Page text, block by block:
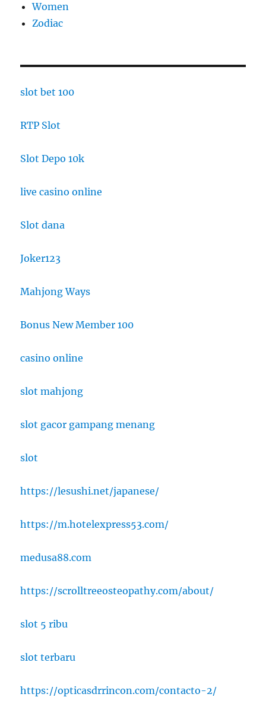
Women
Zodiac
slot bet 100
RTP Slot
Slot Depo 10k
live casino online
Slot dana
Joker123
Mahjong Ways
Bonus New Member 100
casino online
slot mahjong
slot gacor gampang menang
slot
https://lesushi.net/japanese/
https://m.hotelexpress53.com/
medusa88.com
https://scrolltreeosteopathy.com/about/
slot 5 ribu
slot terbaru
https://opticasdrrincon.com/contacto-2/